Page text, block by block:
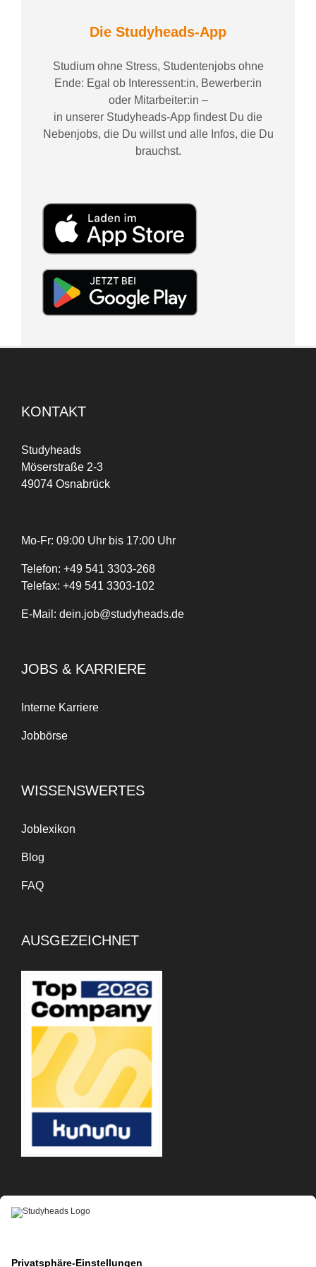
Die Studyheads-App
Studium ohne Stress, Studentenjobs ohne
Ende: Egal ob Interessent:in, Bewerber:in
oder Mitarbeiter:in –
in unserer Studyheads-App findest Du die
Nebenjobs, die Du willst und alle Infos, die Du
brauchst.
KONTAKT
Studyheads
Möserstraße 2-3
49074 Osnabrück
Mo-Fr: 09:00 Uhr bis 17:00 Uhr
Telefon: +49 541 3303-268
Telefax: +49 541 3303-102
E-Mail: dein.job@studyheads.de
JOBS & KARRIERE
Interne Karriere
Jobbörse
WISSENSWERTES
Joblexikon
Blog
FAQ
AUSGEZEICHNET